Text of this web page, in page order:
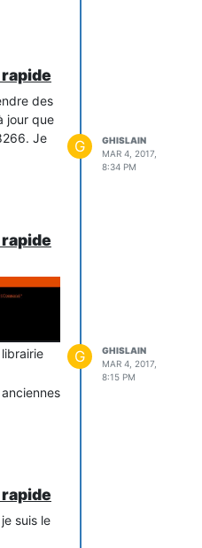
des
jour que
Je
G
GHISLAIN
MAR 4, 2017,
8:34 PM
G
GHISLAIN
MAR 4, 2017,
8:15 PM
suis le